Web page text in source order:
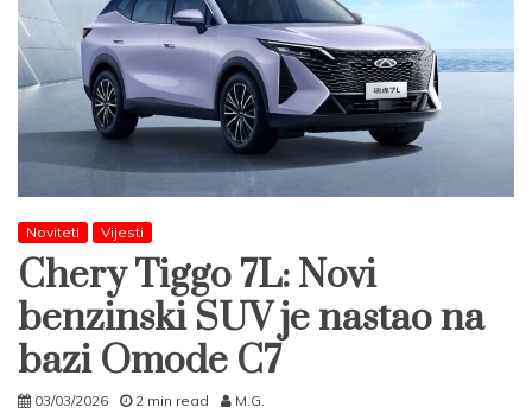
Noviteti Vijesti
Chery Tiggo 7L: Novi
benzinski SUV je nastao na
bazi Omode C7
03/03/2026 2 min read M.G.